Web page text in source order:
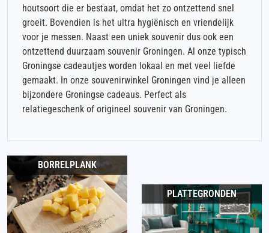
houtsoort die er bestaat, omdat het zo ontzettend snel
groeit. Bovendien is het ultra hygiënisch en vriendelijk
voor je messen. Naast een uniek souvenir dus ook een
ontzettend duurzaam souvenir Groningen. Al onze typisch
Groningse cadeautjes worden lokaal en met veel liefde
gemaakt. In onze souvenirwinkel Groningen vind je alleen
bijzondere Groningse cadeaus. Perfect als
relatiegeschenk of origineel souvenir van Groningen.
BORRELPLANK
PLATTEGRONDEN